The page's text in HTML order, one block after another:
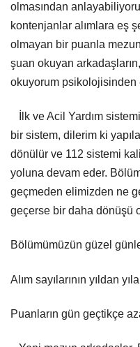
olmasından
kontenjanlar alımlara eş
olmayan bir puanla
şuan okuyan
okuyorum psikolojisinden
İlk ve Acil Yardım
bir sistem, dilerim ki
dönülür ve 112 sistemi
yoluna devam eder.
geçmeden elimizden ne
geçerse bir daha dönüşü
Bölümümüzün güzel
Alım sayılarının yıldan yıla
Puanların gün geçtikçe